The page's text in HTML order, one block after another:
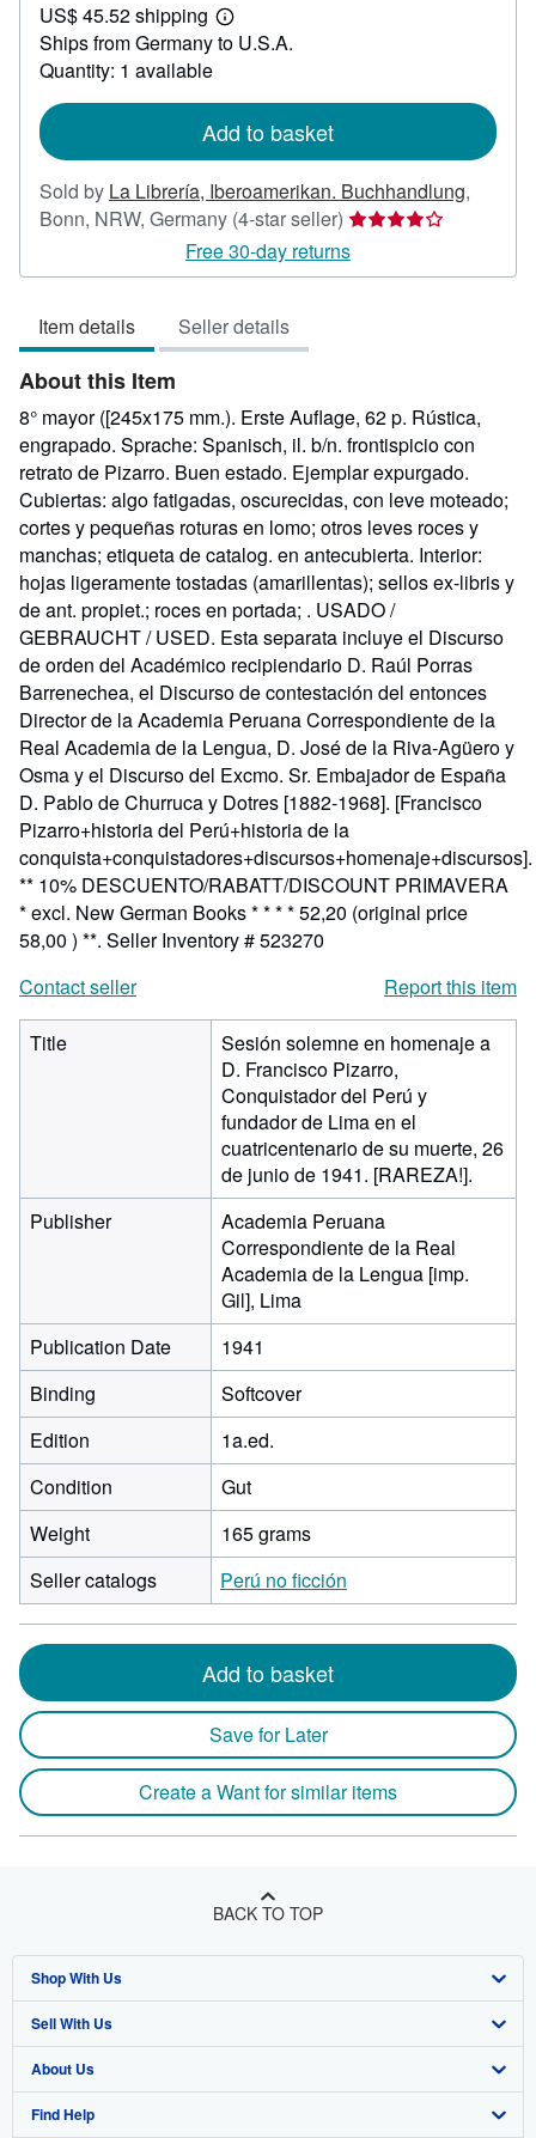
61.97
US$ 45.52 shipping
Learn
more
Ships from Germany to U.S.A.
Quantity: 1 available
Add to basket
Sold by La Librería, Iberoamerikan. Buchhandlung,
Bonn, NRW, Germany (4-star seller) Seller
rating
4
Free 30-day returns
Item details Seller details
About this Item
8° mayor ([245x175 mm.). Erste Auflage, 62 p. Rústica,
engrapado. Sprache: Spanisch, il. b/n. frontispicio con
retrato de Pizarro. Buen estado. Ejemplar expurgado.
Cubiertas: algo fatigadas, oscurecidas, con leve moteado;
cortes y pequeñas roturas en lomo; otros leves roces y
manchas; etiqueta de catalog. en antecubierta. Interior:
hojas ligeramente tostadas (amarillentas); sellos ex-libris y
de ant. propiet.; roces en portada; . USADO /
GEBRAUCHT / USED. Esta separata incluye el Discurso
de orden del Académico recipiendario D. Raúl Porras
Barrenechea, el Discurso de contestación del entonces
Director de la Academia Peruana Correspondiente de la
Real Academia de la Lengua, D. José de la Riva-Agüero y
Osma y el Discurso del Excmo. Sr. Embajador de España
D. Pablo de Churruca y Dotres [1882-1968]. [Francisco
Pizarro+historia del Perú+historia de la
conquista+conquistadores+discursos+homenaje+discursos].
** 10% DESCUENTO/RABATT/DISCOUNT PRIMAVERA
* excl. New German Books * * * * 52,20 (original price
58,00 ) **. Seller Inventory # 523270
Contact seller
Report this item
Title
Sesión solemne en homenaje a
D. Francisco Pizarro,
Conquistador del Perú y
fundador de Lima en el
cuatricentenario de su muerte, 26
de junio de 1941. [RAREZA!].
Publisher
Academia Peruana
Correspondiente de la Real
Academia de la Lengua [imp.
Gil], Lima
Publication Date
1941
Binding
Softcover
Edition
1a.ed.
Condition
Gut
Weight
165 grams
Seller catalogs
Perú no ficción
Add to basket
Save for Later
Create a Want for similar items
BACK TO TOP
Shop With Us
Advanced Search
Browse Collections
My Account
Sell With Us
Start Selling
Join Our Affiliate Program
About Us
About AbeBooks
Find Help